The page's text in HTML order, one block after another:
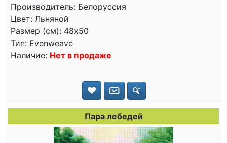
Производитель: Белоруссия
Цвет: Льняной
Размер (см): 48x50
Тип: Evenweave
Наличие: Нет в продаже
Пара лебедей